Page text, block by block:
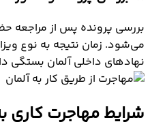
بررسی پرونده پس از مراجعه
می‌شود. زمان نتیجه به نوع
نهادهای داخلی آلمان بستگی
شرایط مهاجرت کاری